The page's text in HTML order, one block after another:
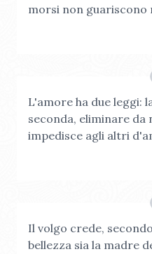
morsi non guariscono
L'amore ha due leggi:
seconda, eliminare da
impedisce agli altri
Il volgo crede,
bellezza sia la madre